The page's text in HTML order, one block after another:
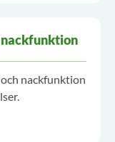
nackfunktion
nackfunktion